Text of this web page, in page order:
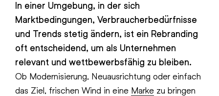
In einer Umgebung, in der sich
Marktbedingungen, Verbraucherbedürfnisse
und Trends stetig ändern, ist ein Rebranding
oft entscheidend, um als Unternehmen
relevant und wettbewerbsfähig zu bleiben.
Ob Modernisierung, Neuausrichtung oder einfach
das Ziel, frischen Wind in eine Marke zu bringen